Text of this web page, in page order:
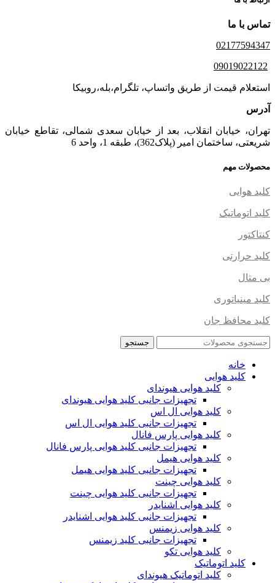
تماس با ما
02177594347
09019022122
استعلام قیمت از طریق واتساپ، تلگرام،بله،روبیکا
آدرس
تهران، خیابان انقلاب، بعد از خیابان سعدی شمالی، تقاطع خیابان
شریعتی، ساختمان امیر (پلاک362)، طبقه 1، واحد 6
محصولات مهم
کلید هوایی
کلید اتوماتیک
کنتاکتور
کلید حرارتی
بی متال
کلید مینیاتوری
کلید محافظ جان
جستجو
خانه
کلید هوایی
کلید هوایی هیوندای
تجهیزات جانبی کلید هوایی هیوندای
کلید هوایی ال اس
تجهیزات جانبی کلید هوایی ال اس
کلید هوایی پارس فانال
تجهیزات جانبی کلید هوایی پارس فانال
کلید هوایی هیمل
تجهیزات جانبی کلید هوایی هیمل
کلید هوایی چینت
تجهیزات جانبی کلید هوایی چینت
کلید هوایی اشنایدر
تجهیزات جانبی کلید هوایی اشنایدر
کلید هوایی زیمنس
تجهیزات جانبی کلید زیمنس
کلید هوایی تکو
کلید اتوماتیک
کلید اتوماتیک هیوندای